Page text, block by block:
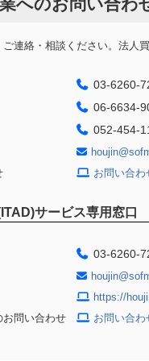
へのお問い合わ
連絡・相談ください。法人
03-6260-
06-6634-
052-454-
お問い合わ
サービス専用窓口
03-6260-
https://
お問い合わせ
お問い合わ